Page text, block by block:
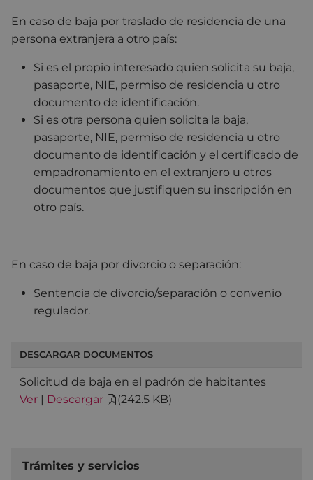
En caso de baja por traslado de residencia de una
persona extranjera a otro país:
Si es el propio interesado quien solicita su baja,
pasaporte, NIE, permiso de residencia u otro
documento de identificación.
Si es otra persona quien solicita la baja,
pasaporte, NIE, permiso de residencia u otro
documento de identificación y el certificado de
empadronamiento en el extranjero u otros
documentos que justifiquen su inscripción en
otro país.
En caso de baja por divorcio o separación:
Sentencia de divorcio/separación o convenio
regulador.
DESCARGAR DOCUMENTOS
Solicitud de baja en el padrón de habitantes
Ver | Descargar (242.5 KB)
Trámites y servicios